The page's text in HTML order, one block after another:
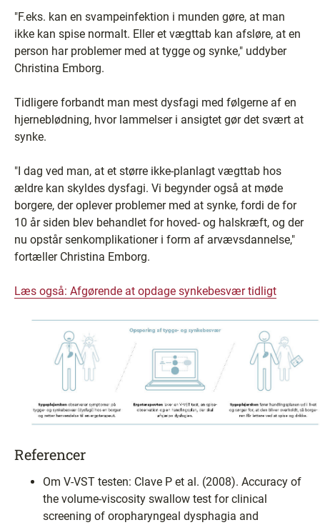
"F.eks. kan en svampeinfektion i munden gøre, at man
ikke kan spise normalt. Eller et vægttab kan afsløre, at en
person har problemer med at tygge og synke," uddyber
Christina Emborg.
Tidligere forbandt man mest dysfagi med følgerne af en
hjerneblødning, hvor lammelser i ansigtet gør det svært at
synke.
"I dag ved man, at et større ikke-planlagt vægttab hos
ældre kan skyldes dysfagi. Vi begynder også at møde
borgere, der oplever problemer med at synke, fordi de for
10 år siden blev behandlet for hoved- og halskræft, og der
nu opstår senkomplikationer i form af arvævsdannelse,"
fortæller Christina Emborg.
Læs også: Afgørende at opdage synkebesvær tidligt
Referencer
Om V-VST testen: Clave P et al. (2008). Accuracy of
the volume-viscosity swallow test for clinical
screening of oropharyngeal dysphagia and